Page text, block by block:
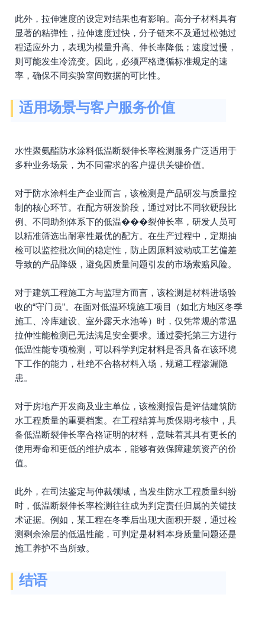
此外，拉伸速度的设定对结果也有影响。高分子材料具有
显著的粘弹性，拉伸速度过快，分子链来不及通过松弛过
程适应外力，表现为模量升高、伸长率降低；速度过慢，
则可能发生冷流变。因此，必须严格遵循标准规定的速
率，确保不同实验室间数据的可比性。
适用场景与客户服务价值
水性聚氨酯防水涂料低温断裂伸长率检测服务广泛适用于
多种业务场景，为不同需求的客户提供关键价值。
对于防水涂料生产企业而言，该检测是产品研发与质量控
制的核心环节。在配方研发阶段，通过对比不同软硬段比
例、不同助剂体系下的低温���裂伸长率，研发人员可
以精准筛选出耐寒性最优的配方。在生产过程中，定期抽
检可以监控批次间的稳定性，防止因原料波动或工艺偏差
导致的产品降级，避免因质量问题引发的市场索赔风险。
对于建筑工程施工方与监理方而言，该检测是材料进场验
收的“守门员”。在面对低温环境施工项目（如北方地区冬季
施工、冷库建设、室外露天水池等）时，仅凭常规的常温
拉伸性能检测已无法满足安全要求。通过委托第三方进行
低温性能专项检测，可以科学判定材料是否具备在该环境
下工作的能力，杜绝不合格材料入场，规避工程渗漏隐
患。
对于房地产开发商及业主单位，该检测报告是评估建筑防
水工程质量的重要档案。在工程结算与质保期考核中，具
备低温断裂伸长率合格证明的材料，意味着其具有更长的
使用寿命和更低的维护成本，能够有效保障建筑资产的价
值。
此外，在司法鉴定与仲裁领域，当发生防水工程质量纠纷
时，低温断裂伸长率检测往往成为判定责任归属的关键技
术证据。例如，某工程在冬季后出现大面积开裂，通过检
测剩余涂层的低温性能，可判定是材料本身质量问题还是
施工养护不当所致。
结语